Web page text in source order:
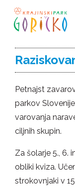
Petnajst
parkov
varovanja
ciljnih skupin.
Za šolarje 5., 6.
obliki kviza.
strokovnjaki v